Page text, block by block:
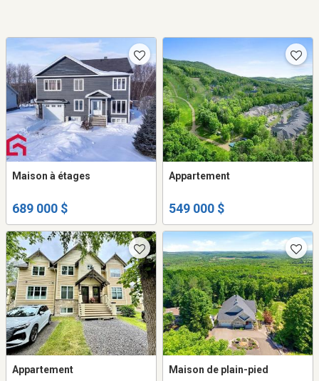
Maison à étages
689 000 $
Appartement
549 000 $
Appartement Maison de plain-pied